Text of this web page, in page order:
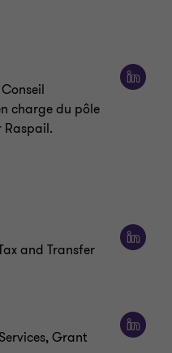
charge du pôle
Raspail.
and Transfer
Grant